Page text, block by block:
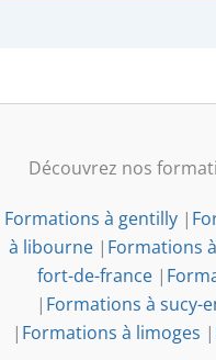
Découvrez nos
Formations à gentilly |
à libourne | Formations
fort-de-france |
| Formations à sucy-
| Formations à limoges |